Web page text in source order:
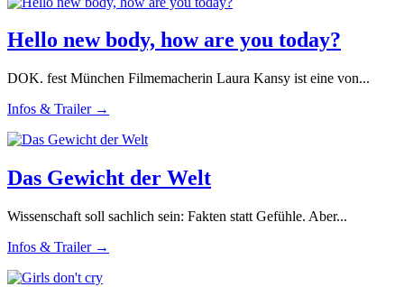
Hello new body, how are you today?
DOK. fest München Filmemacherin Laura Kansy ist eine von...
Infos & Trailer →
Das Gewicht der Welt
Wissenschaft soll sachlich sein: Fakten statt Gefühle. Aber...
Infos & Trailer →